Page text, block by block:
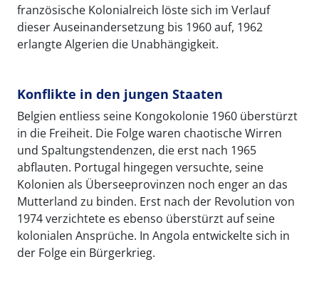
französische Kolonialreich löste sich im Verlauf
dieser Auseinandersetzung bis 1960 auf, 1962
erlangte Algerien die Unabhängigkeit.
Konflikte in den jungen Staaten
Belgien entliess seine Kongokolonie 1960 überstürzt
in die Freiheit. Die Folge waren chaotische Wirren
und Spaltungstendenzen, die erst nach 1965
abflauten. Portugal hingegen versuchte, seine
Kolonien als Überseeprovinzen noch enger an das
Mutterland zu binden. Erst nach der Revolution von
1974 verzichtete es ebenso überstürzt auf seine
kolonialen Ansprüche. In Angola entwickelte sich in
der Folge ein Bürgerkrieg.